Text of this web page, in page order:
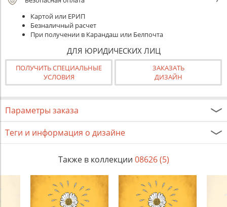
Картой или ЕРИП
Безналичный расчет
При получении в Карандаш или Белпочта
ДЛЯ ЮРИДИЧЕСКИХ ЛИЦ
ПОЛУЧИТЬ СПЕЦИАЛЬНЫЕ
УСЛОВИЯ
ЗАКАЗАТЬ
ДИЗАЙН
Параметры заказа
Теги и информация о дизайне
Также в коллекции 08626 (5)